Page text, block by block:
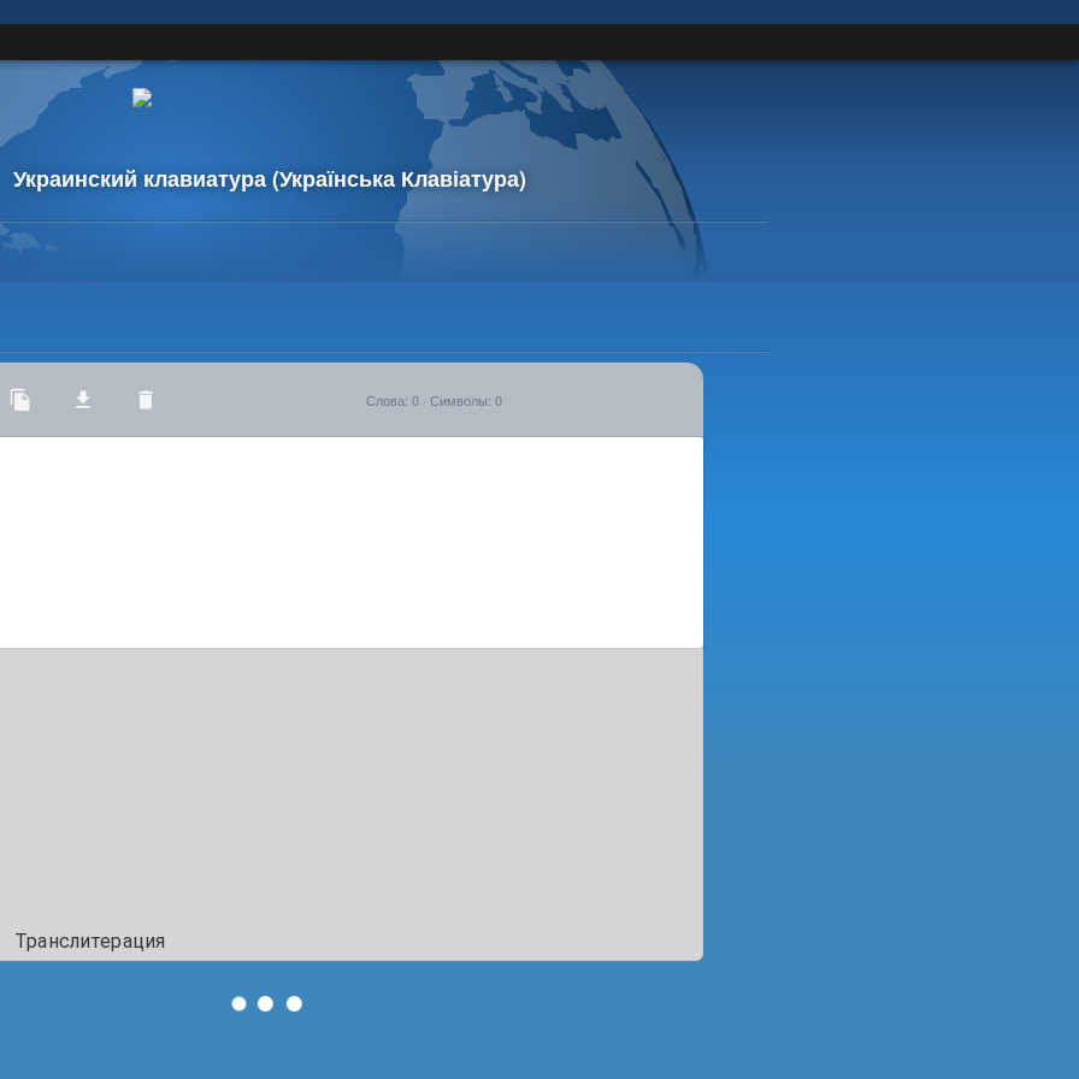
Украинский клавиатура(Українська Клавіатура)
Слова: 0 · Символы: 0
Транслитерация